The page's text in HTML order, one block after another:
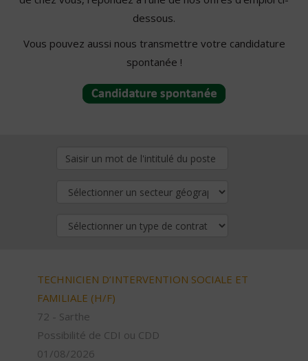
dessous.
Vous pouvez aussi nous transmettre votre candidature
spontanée !
TECHNICIEN D’INTERVENTION SOCIALE ET
FAMILIALE (H/F)
72 - Sarthe
Possibilité de CDI ou CDD
01/08/2026